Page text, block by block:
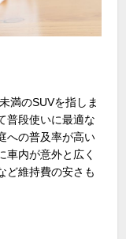
未満のSUVを指しま
普段使いに最適な
への普及率が高い
車内が意外と広く
ど維持費の安さも